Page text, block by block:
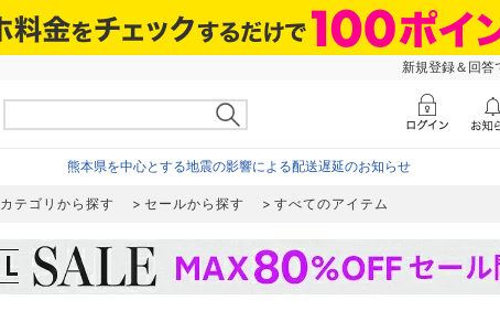
新規登録＆回答
熊本県を中心とする地震の影響による配送遅延のお知らせ
カテゴリから探す セールから探す すべてのアイテム